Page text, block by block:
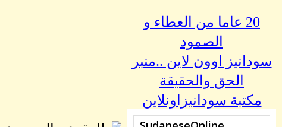
20 عاما من العطاء و
الصمود
سودانيز اوون لاين ..منبر
الحق والحقيقة
مكتبة سودانيزاونلاين